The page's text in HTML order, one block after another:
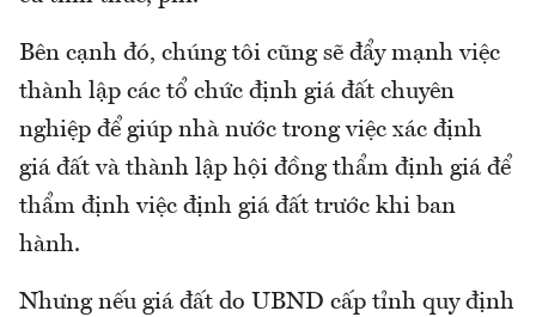
Bên cạnh đó, chúng tôi cũng sẽ đẩy mạnh việc
thành lập các tổ chức định giá đất chuyên
nghiệp để giúp nhà nước trong việc xác định
giá đất và thành lập hội đồng thẩm định giá để
thẩm định việc định giá đất trước khi ban
hành.
Nhưng nếu giá đất do UBND cấp tỉnh quy định